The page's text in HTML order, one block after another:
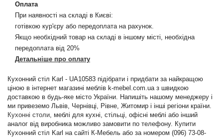
Оплата
При наявності на складі в Києві:
готівкою кур'єру або передоплата на рахунок.
Якщо необхідний товар на складі в іншому місті, необхідна
передоплата від 20%
Детальніше про оплату
Кухонний стіл Karl - UA10583 підібрати і придбати за найкращою
ціною в інтернет магазині меблів k-mebel.com.ua з швидкою
доставкою в будь-яке місто України. Напишіть нашому менеджеру і
ми привеземо Львів, Чернівці, Рівне, Житомир і інші регіони країни.
Кухонні столи, меблі для кухні, стільці, офісні меблі або інший
аналог від виробника можливо замовити по телефону. Купити
Кухонний стіл Karl на сайті К-Мебель або за номером (096) 73-08-